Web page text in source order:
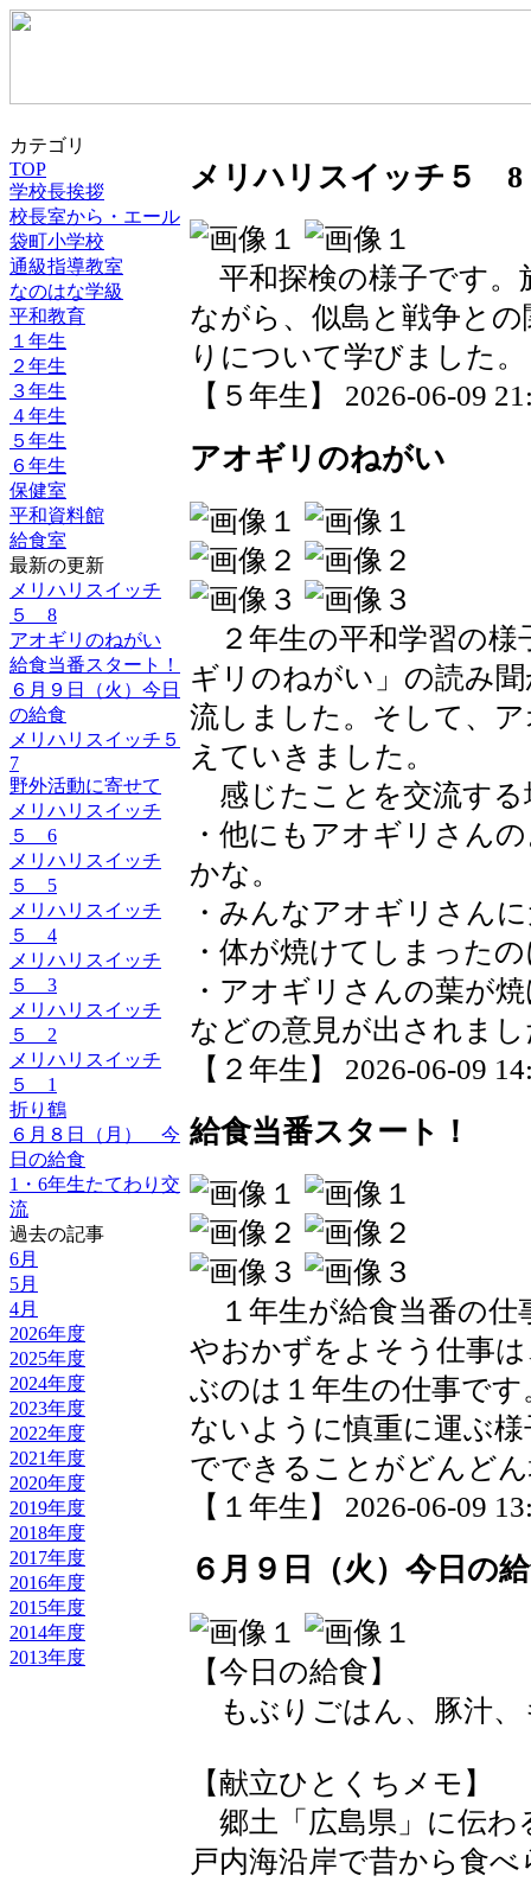
カテゴリ
TOP
学校長挨拶
校長室から・エール
袋町小学校
通級指導教室
なのはな学級
平和教育
１年生
２年生
３年生
４年生
５年生
６年生
保健室
平和資料館
給食室
最新の更新
メリハリスイッチ
５ 8
アオギリのねがい
給食当番スタート！
６月９日（火）今日
の給食
メリハリスイッチ５
7
野外活動に寄せて
メリハリスイッチ
５ 6
メリハリスイッチ
５ 5
メリハリスイッチ
５ 4
メリハリスイッチ
５ 3
メリハリスイッチ
５ 2
メリハリスイッチ
５ 1
折り鶴
６月８日（月） 今
日の給食
1・6年生たてわり交
流
過去の記事
6月
5月
4月
2026年度
2025年度
2024年度
2023年度
2022年度
2021年度
2020年度
2019年度
2018年度
2017年度
2016年度
2015年度
2014年度
2013年度
メリハリスイッチ５ 8
平和探検の様子です。
ながら、似島と戦争と
りについて学びました。
【５年生】 2026-06-09
アオギリのねがい
２年生の平和学習の様
ギリのねがい」の読み
流しました。そして、
えていきました。
感じたことを交流する
・他にもアオギリさん
かな。
・みんなアオギリさん
・体が焼けてしまった
・アオギリさんの葉が
などの意見が出されま
【２年生】 2026-06-09
給食当番スタート！
１年生が給食当番の仕
やおかずをよそう仕事
ぶのは１年生の仕事で
ないように慎重に運ぶ
でできることがどんど
【１年生】 2026-06-09
６月９日（火）今日の
【今日の給食】
もぶりごはん、豚汁、
【献立ひとくちメモ】
郷土「広島県」に伝
戸内海沿岸で昔から食